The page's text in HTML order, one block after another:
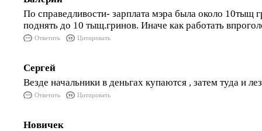
По справедливости- зарплата мэра была около 10тыщ
поднять до 10 тыщ.гринов. Иначе как работать
Ответить Цитировать
Сергей
Везде начальники в деньгах купаются , затем туда и
Ответить Цитировать
Новичек